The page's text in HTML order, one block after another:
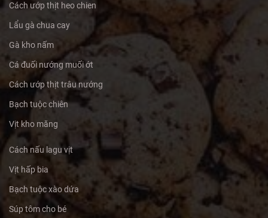
Cách ướp thịt heo chien
Lẩu gà chua cay
Gà kho nấm
Cá đuối nướng muối ớt
Cách ướp thịt trâu nướng
Bạch tuộc chiên
Vịt kho măng
Cách nấu lagu vịt
Vịt hấp bia
Bạch tuộc xào dứa
Súp tôm cho bé